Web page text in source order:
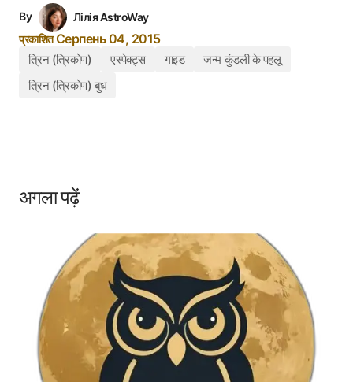
By
Лілія AstroWay
प्रकाशितСерпень 04, 2015
त्रिन (त्रिकोण) एस्पेक्ट्स गाइड
जन्म कुंडली के पहलू
त्रिन (त्रिकोण) बुध
अगला पढ़ें